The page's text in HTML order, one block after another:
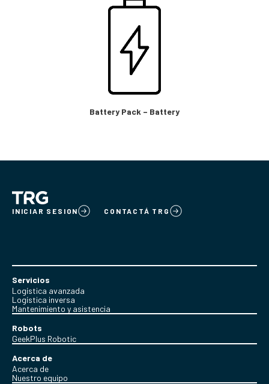
Battery Pack – Battery
INICIAR SESION CONTACTÁ TRG
Servicios
Logística avanzada
Logística inversa
Mantenimiento y asistencia
Robots
GeekPlus Robotic
Acerca de
Acerca de
Nuestro equipo